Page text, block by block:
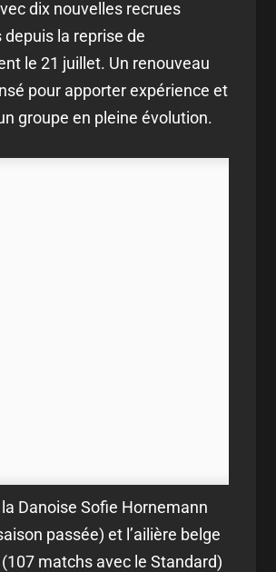
dix nouvelles recrues
la reprise de
le 21 juillet. Un renouveau
pour apporter expérience et
groupe en pleine évolution.
Danoise Sofie Hornemann
passée) et l’ailière belge
matchs avec le Standard)